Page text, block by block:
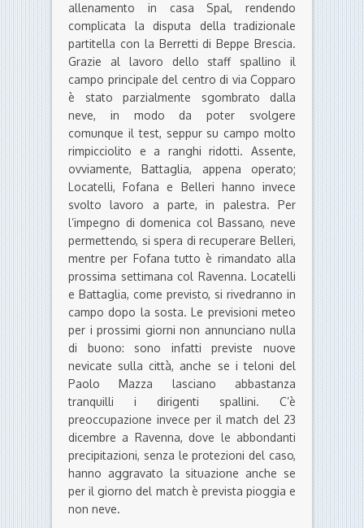
allenamento in casa Spal, rendendo
complicata la disputa della tradizionale
partitella con la Berretti di Beppe Brescia.
Grazie al lavoro dello staff spallino il
campo principale del centro di via Copparo
è stato parzialmente sgombrato dalla
neve, in modo da poter svolgere
comunque il test, seppur su campo molto
rimpicciolito e a ranghi ridotti. Assente,
ovviamente, Battaglia, appena operato;
Locatelli, Fofana e Belleri hanno invece
svolto lavoro a parte, in palestra. Per
l’impegno di domenica col Bassano, neve
permettendo, si spera di recuperare Belleri,
mentre per Fofana tutto è rimandato alla
prossima settimana col Ravenna. Locatelli
e Battaglia, come previsto, si rivedranno in
campo dopo la sosta. Le previsioni meteo
per i prossimi giorni non annunciano nulla
di buono: sono infatti previste nuove
nevicate sulla città, anche se i teloni del
Paolo Mazza lasciano abbastanza
tranquilli i dirigenti spallini. C’è
preoccupazione invece per il match del 23
dicembre a Ravenna, dove le abbondanti
precipitazioni, senza le protezioni del caso,
hanno aggravato la situazione anche se
per il giorno del match è prevista pioggia e
non neve.